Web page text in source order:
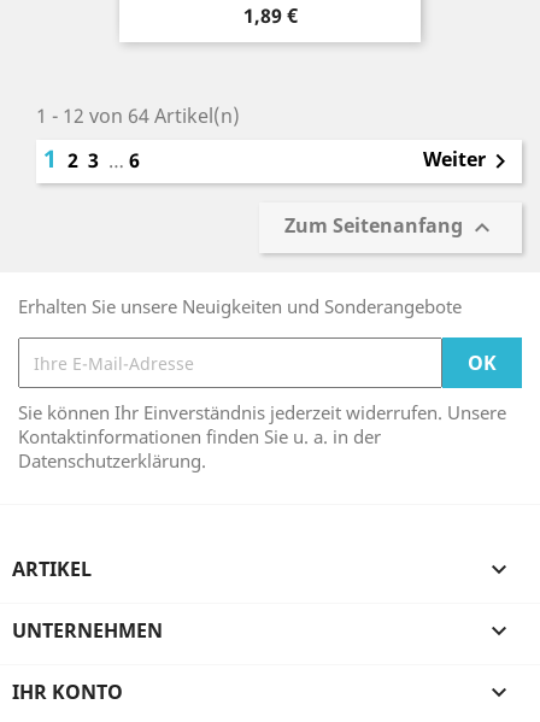
Preis
1,89 €
1 - 12 von 64 Artikel(n)
1 2 3 … 6 Weiter 
Zum Seitenanfang 
Erhalten Sie unsere Neuigkeiten und Sonderangebote
Sie können Ihr Einverständnis jederzeit widerrufen. Unsere
Kontaktinformationen finden Sie u. a. in der
Datenschutzerklärung.
ARTIKEL 
UNTERNEHMEN 
IHR KONTO 